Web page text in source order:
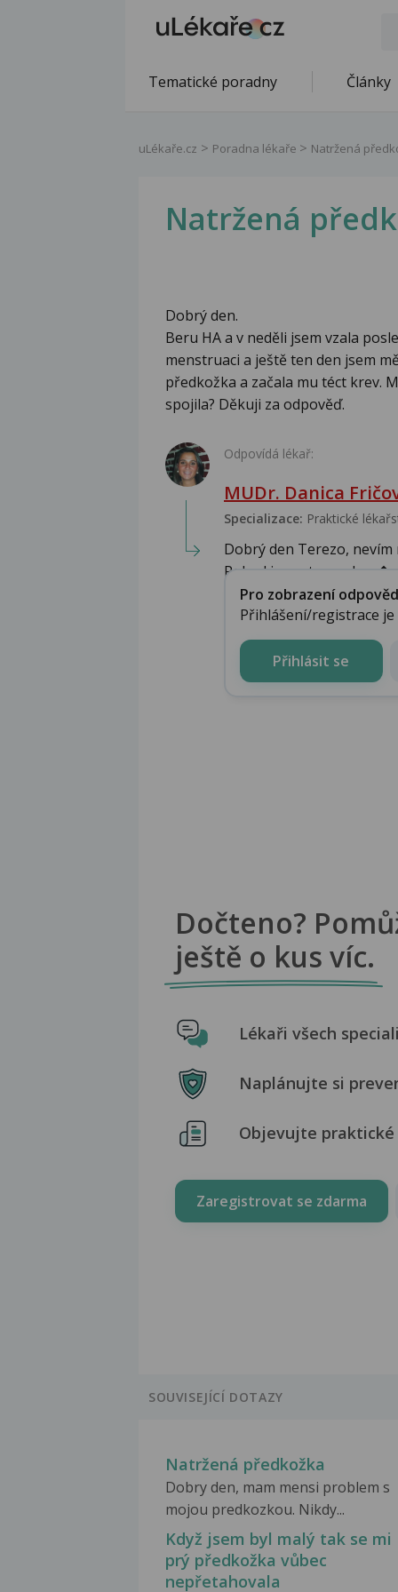
Tematické poradny Články
uLékaře.cz Poradna lékaře Natržená
Natržená
Dobrý den.
Beru HA a v neděli jsem vzala
menstruaci a ještě ten den jsem
předkožka a začala mu téct krev.
spojila? Děkuji za odpověď.
Odpovídá lékař:
MUDr. Danica
Specializace: Praktické
Dobrý den Terezo,
Pokud je partner zdrav�...
Pro zobrazení
Přihlášení/registrace
Přihlásit se
Dočteno?
ještě o kus víc.
Lékaři všech
Naplánujte si
Objevujte
Zaregistrovat se zdarma
SOUVISEJÍCÍ DOTAZY
Natržená předkožka
Dobry den, mam mensi problem s
mojou predkozkou. Nikdy...
Když jsem byl malý tak se mi
prý předkožka vůbec
nepřetahovala